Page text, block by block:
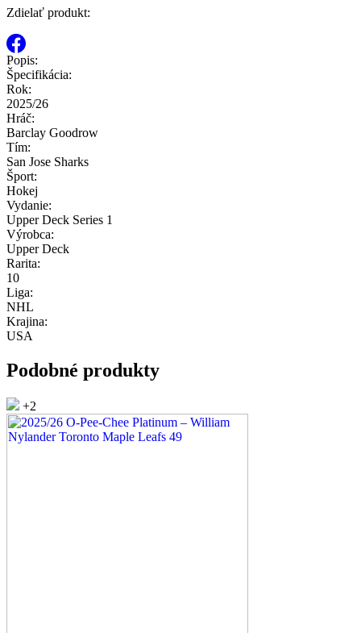
Zdielať produkt:
Popis:
Špecifikácia:
Rok:
2025/26
Hráč:
Barclay Goodrow
Tím:
San Jose Sharks
Šport:
Hokej
Vydanie:
Upper Deck Series 1
Výrobca:
Upper Deck
Rarita:
10
Liga:
NHL
Krajina:
USA
Podobné produkty
+2